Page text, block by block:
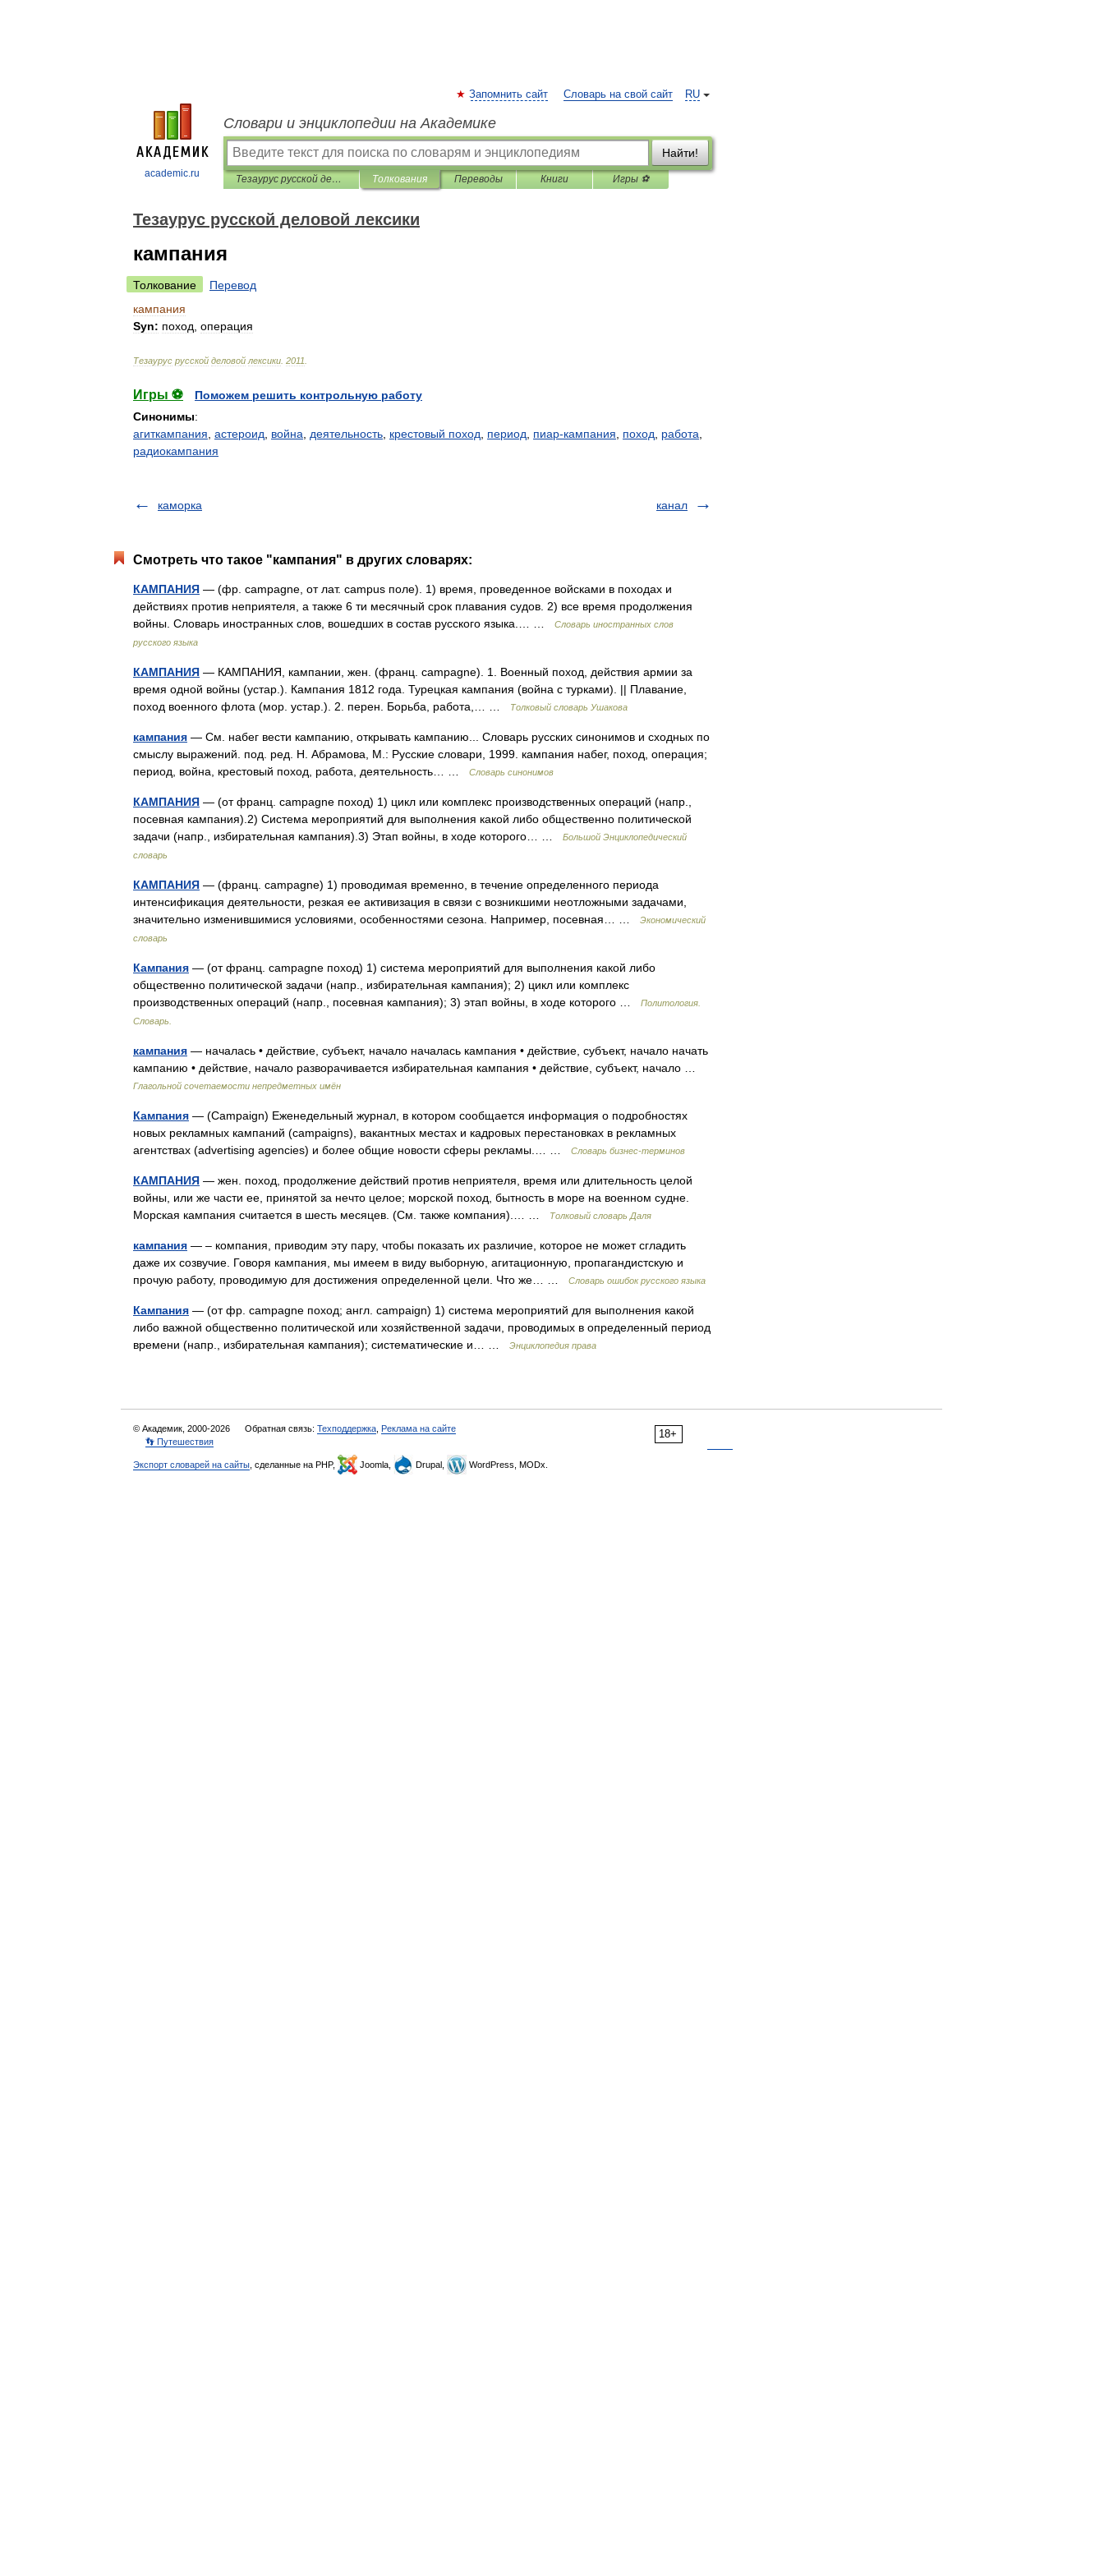
academic.ru
RU
Запомнить сайт Словарь на свой сайт
Словари и энциклопедии на Академике
Найти!
Тезаурус русской деловой лексики Толкования Переводы Книги Игры ⚽
Тезаурус русской деловой лексики
кампания
Толкование
Перевод
кампания
Syn: поход операция
Тезаурус русской деловой лексики 2011
Игры ⚽
Поможем решить контрольную работу
Синонимы:
агиткампания астероид война деятельность крестовый поход период пиар-кампания поход работа
радиокампания
каморка канал
Смотреть что такое "кампания" в других словарях:
КАМПАНИЯ — (фр. campagne, от лат. campus поле). 1) время, проведенное войсками в походах и
действиях против неприятеля, а также 6 ти месячный срок плавания судов. 2) все время продолжения
войны. Словарь иностранных слов, вошедших в состав русского языка.… …
Словарь иностранных слов
русского языка
КАМПАНИЯ — КАМПАНИЯ, кампании, жен. (франц. campagne). 1. Военный поход, действия армии за
время одной войны (устар.). Кампания 1812 года. Турецкая кампания (война с турками). || Плавание,
поход военного флота (мор. устар.). 2. перен. Борьба, работа,… …
Толковый словарь Ушакова
кампания — См. набег вести кампанию, открывать кампанию... Словарь русских синонимов и сходных по
смыслу выражений. под. ред. Н. Абрамова, М.: Русские словари, 1999. кампания набег, поход, операция;
период, война, крестовый поход, работа, деятельность… …
Словарь синонимов
КАМПАНИЯ — (от франц. campagne поход) 1) цикл или комплекс производственных операций (напр.,
посевная кампания).2) Система мероприятий для выполнения какой либо общественно политической
задачи (напр., избирательная кампания).3) Этап войны, в ходе которого… …
Большой Энциклопедический
словарь
КАМПАНИЯ — (франц. campagne) 1) проводимая временно, в течение определенного периода
интенсификация деятельности, резкая ее активизация в связи с возникшими неотложными задачами,
значительно изменившимися условиями, особенностями сезона. Например, посевная… …
Экономический
словарь
Кампания — (от франц. campagne поход) 1) система мероприятий для выполнения какой либо
общественно политической задачи (напр., избирательная кампания); 2) цикл или комплекс
производственных операций (напр., посевная кампания); 3) этап войны, в ходе которого …
Политология.
Словарь.
кампания — началась • действие, субъект, начало началась кампания • действие, субъект, начало начать
кампанию • действие, начало разворачивается избирательная кампания • действие, субъект, начало …
Глагольной сочетаемости непредметных имён
Кампания — (Сampaign) Еженедельный журнал, в котором сообщается информация о подробностях
новых рекламных кампаний (campaigns), вакантных местах и кадровых перестановках в рекламных
агентствах (advertising agencies) и более общие новости сферы рекламы.… …
Словарь бизнес-терминов
КАМПАНИЯ — жен. поход, продолжение действий против неприятеля, время или длительность целой
войны, или же части ее, принятой за нечто целое; морской поход, бытность в море на военном судне.
Морская кампания считается в шесть месяцев. (См. также компания).… …
Толковый словарь Даля
кампания — – компания, приводим эту пару, чтобы показать их различие, которое не может сгладить
даже их созвучие. Говоря кампания, мы имеем в виду выборную, агитационную, пропагандистскую и
прочую работу, проводимую для достижения определенной цели. Что же… …
Словарь ошибок русского языка
Кампания — (от фр. campagne поход; англ. campaign) 1) система мероприятий для выполнения какой
либо важной общественно политической или хозяйственной задачи, проводимых в определенный период
времени (напр., избирательная кампания); систематические и… …
Энциклопедия права
18+
© Академик, 2000-2026 Обратная связь: Техподдержка Реклама на сайте
👣 Путешествия
Экспорт словарей на сайты , сделанные на PHP, Joomla, Drupal, WordPress, MODx.